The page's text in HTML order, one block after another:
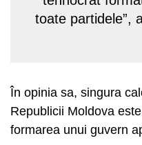
toate partidele”,
În opinia sa, singura
Republicii Moldova
formarea unui guvern